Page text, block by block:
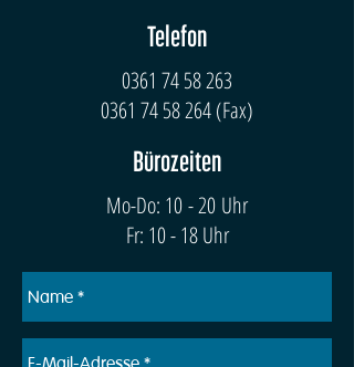
Telefon
0361 74 58 263
0361 74 58 264(Fax)
Bürozeiten
Mo-Do: 10 - 20 Uhr
Fr: 10 - 18 Uhr